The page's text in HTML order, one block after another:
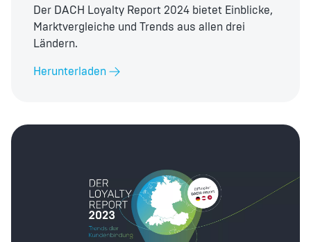
Der DACH Loyalty Report 2024 bietet Einblicke,
Marktvergleiche und Trends aus allen drei
Ländern.
Herunterladen